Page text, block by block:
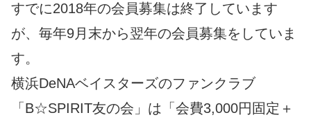
すでに2018年の会員募集は終了しています
が、毎年9月末から翌年の会員募集をしていま
す。
横浜DeNAベイスターズのファンクラブ
「B☆SPIRIT友の会」は「会費3,000円固定＋